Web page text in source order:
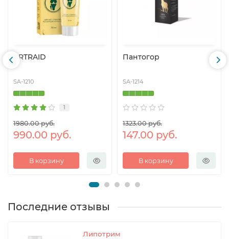
ARTRAID
SA-1210
1
1980.00 руб.
990.00 руб.
В корзину
Пантогор
SA-1214
1323.00 руб.
147.00 руб.
В корзину
Последние отзывы
Липотрим